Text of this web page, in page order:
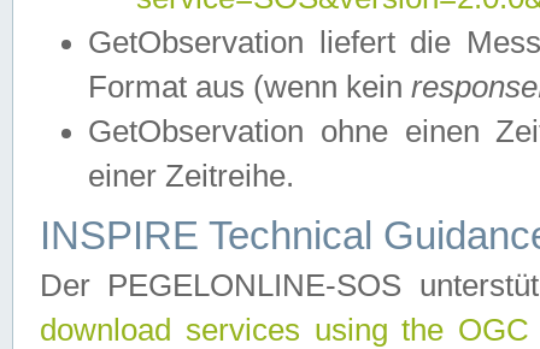
GetObservation liefert die
Format aus (wenn kein
GetObservation ohne einen
einer Zeitreihe.
INSPIRE Technical
Der PEGELONLINE-SOS
download services using the